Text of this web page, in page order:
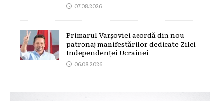
07.08.2026
Primarul Varșoviei acordă din nou
patronaj manifestărilor dedicate Zilei
Independenței Ucrainei
06.08.2026